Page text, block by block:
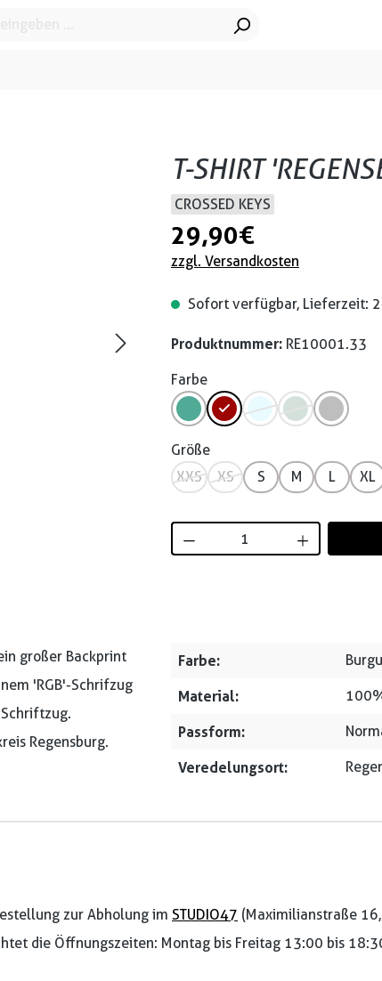
T-SHIRT
CROSSED KEYS
29,90 €
zzgl. Versandkosten
Sofort verfügbar, Lieferzeit:
Produktnummer: RE10001.33
Farbe
Größe
XXS
XS S M L XL
Produkt Anzahl:
großer Backprint
'RGB'-Schrifzug
Regensburg.
Farbe:
Material:
Passform:
Veredelungsort:
zur Abholung im STUDIO47 (Maximilianstraße
die Öffnungszeiten: Montag bis Freitag 13:00 bis